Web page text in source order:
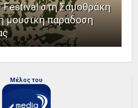
Festival στη Σαμοθράκη
μουσική παράδοση
Μέλος του